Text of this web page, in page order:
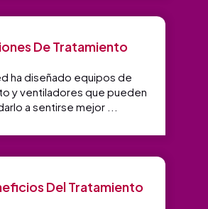
De Tratamiento
ha diseñado equipos de
y ventiladores que pueden
a sentirse mejor ...
Del Tratamiento